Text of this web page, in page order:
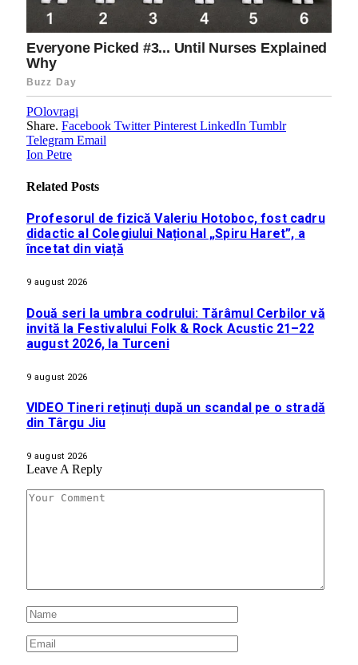
POlovragi
Share. Facebook Twitter Pinterest LinkedIn Tumblr
Telegram Email
Ion Petre
Related Posts
Profesorul de fizică Valeriu Hotoboc, fost cadru
didactic al Colegiului Național „Spiru Haret”, a
încetat din viață
9 august 2026
Două seri la umbra codrului: Tărâmul Cerbilor vă
invită la Festivalului Folk & Rock Acustic 21–22
august 2026, la Turceni
9 august 2026
VIDEO Tineri reținuți după un scandal pe o stradă
din Târgu Jiu
9 august 2026
Leave A Reply